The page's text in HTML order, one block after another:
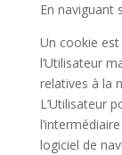
En naviguant
Un cookie
l’Utilisateur
relatives à la
L’Utilisateur
logiciel de